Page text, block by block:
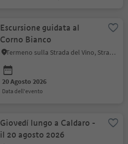
Escursione guidata al
Corno Bianco
Termeno sulla Strada del Vino, Strada del Vino
20 Agosto 2026
data dell'evento
Giovedí lungo a Caldaro -
il 20 agosto 2026